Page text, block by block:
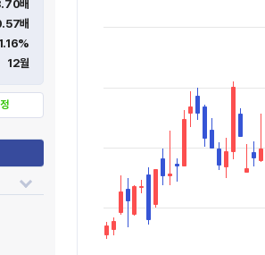
배
배
1.16%
12월